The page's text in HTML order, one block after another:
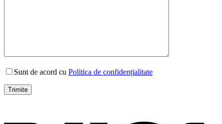
Sunt de acord cu Politica de confidențialitate